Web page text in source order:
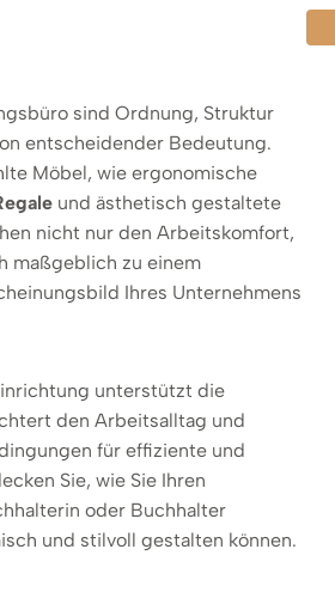
sind Ordnung, Struktur
entscheidender Bedeutung.
Möbel, wie ergonomische
und ästhetisch gestaltete
nicht nur den Arbeitskomfort,
maßgeblich zu einem
Ihres Unternehmens
unterstützt die
den Arbeitsalltag und
für effiziente und
Sie, wie Sie Ihren
oder Buchhalter
und stilvoll gestalten können.